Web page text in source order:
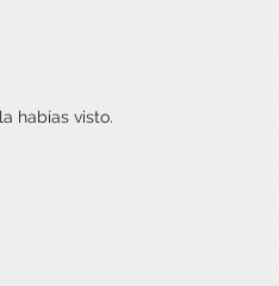
habías visto.